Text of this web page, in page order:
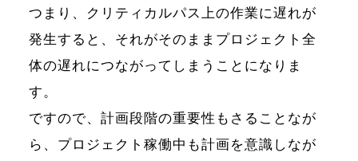
つまり、クリティカルパス上の作業に遅れが
発生すると、それがそのままプロジェクト全
体の遅れにつながってしまうことになりま
す。
ですので、計画段階の重要性もさることなが
ら、プロジェクト稼働中も計画を意識しなが